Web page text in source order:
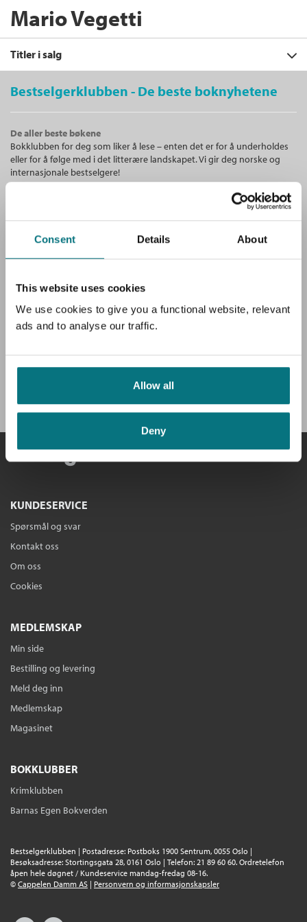
Consent Details About
This website uses cookies
We use cookies to give you a functional website, relevant
ads and to analyse our traffic.
Allow all
Deny
Mario Vegetti
Titler i salg
KATEGORI +
Alle
FORMAT +
+
Bokmål (1)
SERIER +
Nytt lys på antikkens litteratur
Mario Vegetti
SerieCappelens upopulære skrifter 31
Kjøp
Sendes fra oss i løpet av 1-3 arbeidsdager.
Bestselgerklubben - De beste boknyhetene
De aller beste bøkene
Bokklubben for deg som liker å lese – enten det er for å underholdes
eller for å følge med i det litterære landskapet. Vi gir deg norske og
internasjonale bestselgere!
opptil 80 % rabatt på bøker og fine ting.
Gratis medlemsblad
Du mottar klubbens medlemsblad GRATIS, med en fyldig presentasjon
av hovedboken, intervjuer og anbefalinger.
Få velkomstgave og 3 bøker GRATIS*!
KUNDESERVICE
Spørsmål og svar
Kontakt oss
Om oss
Cookies
MEDLEMSKAP
Min side
Bestilling og levering
Meld deg inn
Medlemskap
Magasinet
BOKKLUBBER
Krimklubben
Barnas Egen Bokverden
Bestselgerklubben | Postadresse: Postboks 1900 Sentrum, 0055 Oslo |
Besøksadresse: Stortingsgata 28, 0161 Oslo | Telefon: 21 89 60 60. Ordretelefon
åpen hele døgnet / Kundeservice mandag-fredag 08-16.
© Cappelen Damm AS | Personvern og informasjonskapsler